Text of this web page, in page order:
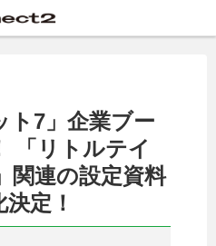
ト7」企業ブー
「リトルテイ
関連の設定資料
定！